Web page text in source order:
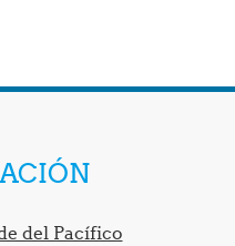
del Pacífico